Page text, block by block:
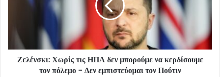
Ζελένσκι: Χωρίς τις ΗΠΑ δεν μπορούμε να κερδίσουμε
τον πόλεμο - Δεν εμπιστεύομαι τον Πούτιν